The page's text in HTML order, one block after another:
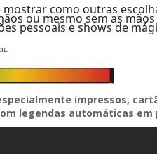
mostrar como outras
ou mesmo sem as mãos
pessoais e shows de
impressos,
legendas automáticas em